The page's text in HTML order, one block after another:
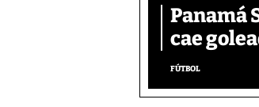
Panamá
cae
FÚTBOL